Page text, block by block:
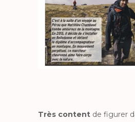
Très content de figurer